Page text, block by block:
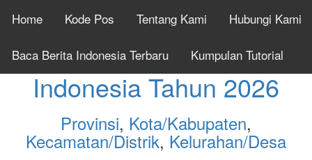
Home Kode Pos Tentang Kami Hubungi Kami
Baca Berita Indonesia Terbaru Kumpulan Tutorial
Cek Kode Pos Seluruh
Indonesia Tahun 2026
Provinsi, Kota/Kabupaten,
Kecamatan/Distrik, Kelurahan/Desa